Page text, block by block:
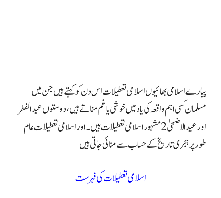
پیارے اسلامی بھائیوں اسلامی تعطیلات اس دن کو کہتے ہیں جن میں
مسلمان کسی اہم واقعہ کی یاد میں خوشی یا غم مناتے ہیں، دوستوں عید الفطر
اور عید الاضحیٰ 2 مشہور اسلامی تعطیلات ہیں۔ اور اسلامی تعطیلات عام
طور پر ہجری تاریخ کے حساب سے منائی جاتی ہیں
اسلامی تعطیلات کی فہرست